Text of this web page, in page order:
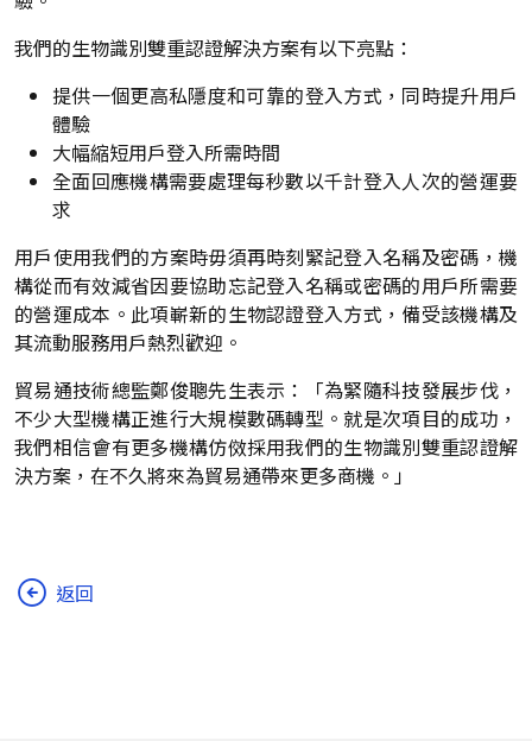
我們的生物識別雙重認證解決方案有以下亮點：
提供一個更高私隱度和可靠的登入方式，同時提升用戶
體驗
大幅縮短用戶登入所需時間
全面回應機構需要處理每秒數以千計登入人次的營運要
求
用戶使用我們的方案時毋須再時刻緊記登入名稱及密碼，機
構從而有效減省因要協助忘記登入名稱或密碼的用戶所需要
的營運成本。此項嶄新的生物認證登入方式，備受該機構及
其流動服務用戶熱烈歡迎。
貿易通技術總監鄭俊聰先生表示：「為緊隨科技發展步伐，
不少大型機構正進行大規模數碼轉型。就是次項目的成功，
我們相信會有更多機構仿傚採用我們的生物識別雙重認證解
決方案，在不久將來為貿易通帶來更多商機。」
返回